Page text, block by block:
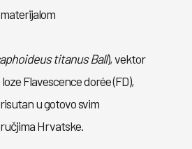
titanus Ball), vektor
Flavescence dorée (FD),
u gotovo svim
Hrvatske.